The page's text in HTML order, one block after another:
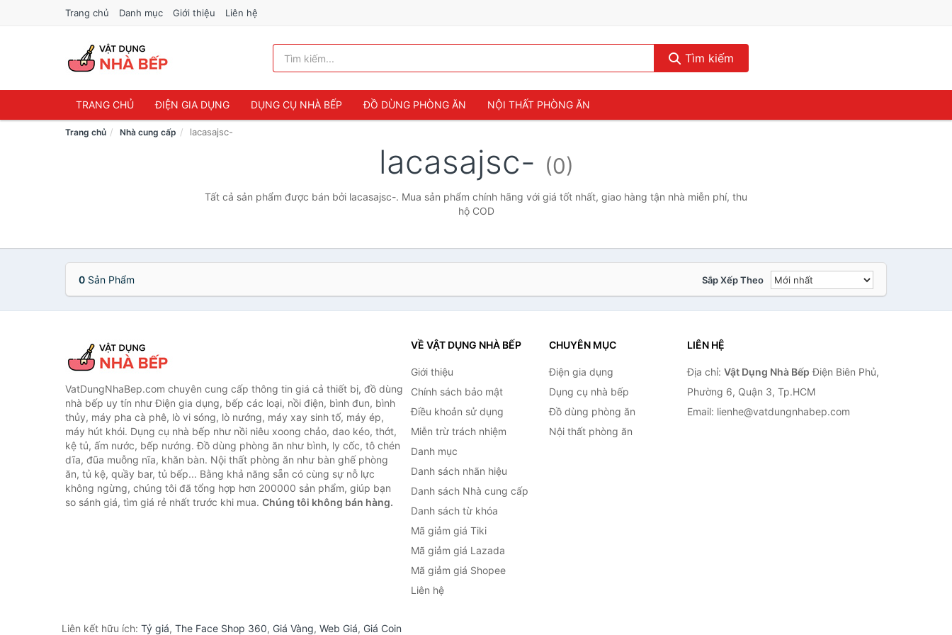
Trang chủ Danh mục Giới thiệu Liên hệ
Tìm kiếm
TRANG CHỦ ĐIỆN GIA DỤNG DỤNG CỤ NHÀ BẾP ĐỒ DÙNG PHÒNG ĂN NỘI THẤT PHÒNG ĂN
Trang chủ Nhà cung cấp lacasajsc-
lacasajsc- (0)
Tất cả sản phẩm được bán bởi lacasajsc-. Mua sản phẩm chính hãng với giá tốt nhất, giao hàng tận nhà miễn phí, thu
hộ COD
0 Sản Phẩm Sắp Xếp Theo
VatDungNhaBep.com chuyên cung cấp thông tin giá cả thiết bị, đồ dùng
nhà bếp uy tín như Điện gia dụng, bếp các loại, nồi điện, bình đun, bình
thủy, máy pha cà phê, lò vi sóng, lò nướng, máy xay sinh tố, máy ép,
máy hút khói. Dụng cụ nhà bếp như nồi niêu xoong chảo, dao kéo, thớt,
kệ tủ, ấm nước, bếp nướng. Đồ dùng phòng ăn như bình, ly cốc, tô chén
dĩa, đũa muỗng nĩa, khăn bàn. Nội thất phòng ăn như bàn ghế phòng
ăn, tủ kệ, quầy bar, tủ bếp... Bằng khả năng sẵn có cùng sự nỗ lực
không ngừng, chúng tôi đã tổng hợp hơn 200000 sản phẩm, giúp bạn
so sánh giá, tìm giá rẻ nhất trước khi mua. Chúng tôi không bán hàng.
VỀ VẬT DỤNG NHÀ BẾP
Giới thiệu
Chính sách bảo mật
Điều khoản sử dụng
Miễn trừ trách nhiệm
Danh mục
Danh sách nhãn hiệu
Danh sách Nhà cung cấp
Danh sách từ khóa
Mã giảm giá Tiki
Mã giảm giá Lazada
Mã giảm giá Shopee
Liên hệ
CHUYÊN MỤC
Điện gia dụng
Dụng cụ nhà bếp
Đồ dùng phòng ăn
Nội thất phòng ăn
LIÊN HỆ
Địa chỉ: Vật Dụng Nhà Bếp Điện Biên Phủ,
Phường 6, Quận 3, Tp.HCM
Email: lienhe@vatdungnhabep.com
Liên kết hữu ích: Tỷ giá, The Face Shop 360, Giá Vàng, Web Giá, Giá Coin